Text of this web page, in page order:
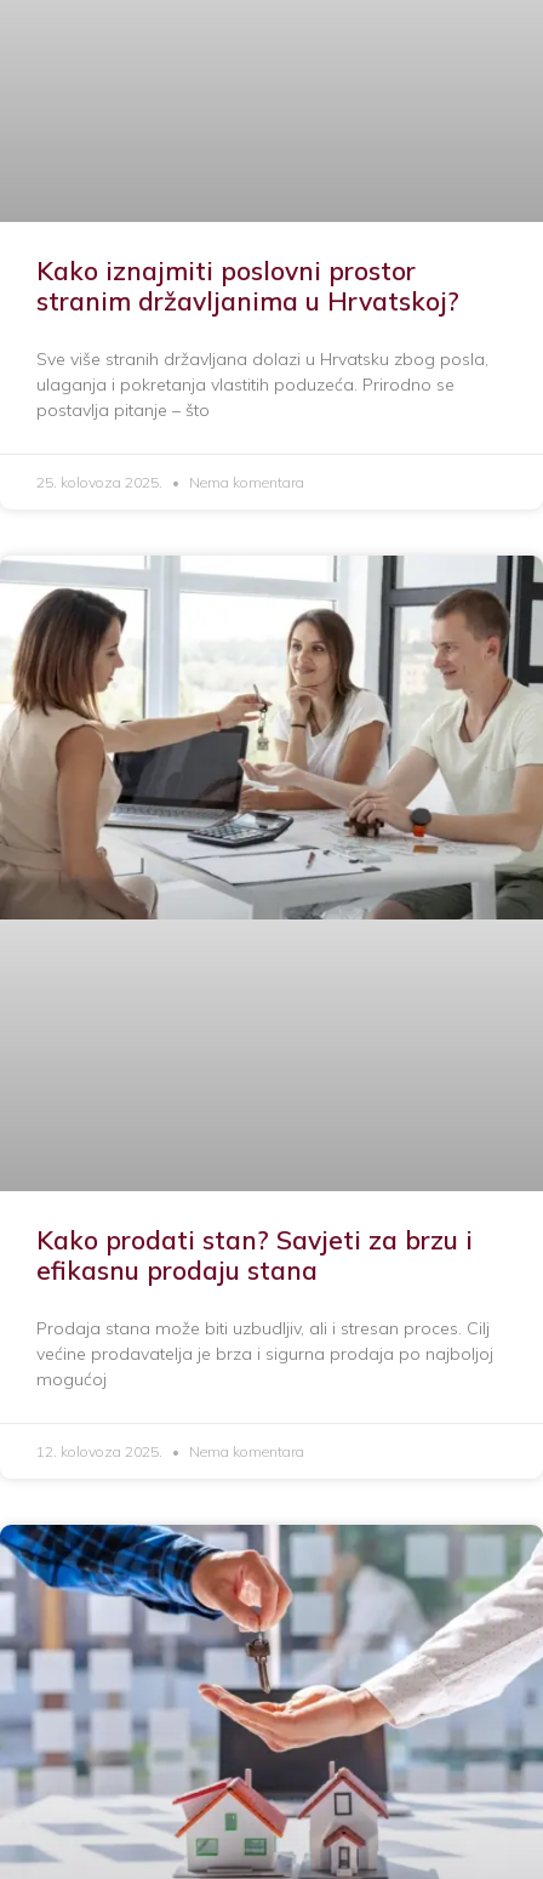
Kako iznajmiti poslovni prostor
stranim državljanima u Hrvatskoj?
Sve više stranih državljana dolazi u Hrvatsku zbog posla,
ulaganja i pokretanja vlastitih poduzeća. Prirodno se
postavlja pitanje – što
25. kolovoza 2025. Nema komentara
Kako prodati stan? Savjeti za brzu i
efikasnu prodaju stana
Prodaja stana može biti uzbudljiv, ali i stresan proces. Cilj
većine prodavatelja je brza i sigurna prodaja po najboljoj
mogućoj
12. kolovoza 2025. Nema komentara